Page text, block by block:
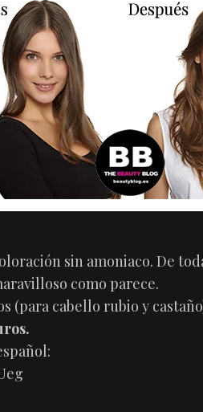
sin amoniaco. De
como parece.
(para cabello rubio y